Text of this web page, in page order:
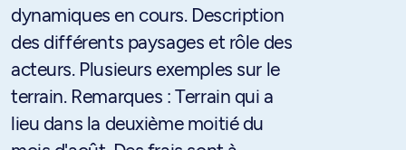
dynamiques en cours. Description
des différents paysages et rôle des
acteurs. Plusieurs exemples sur le
terrain. Remarques : Terrain qui a
lieu dans la deuxième moitié du